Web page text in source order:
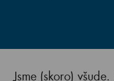
Jsme (skoro)